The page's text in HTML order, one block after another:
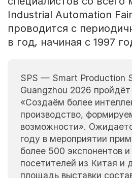
Industrial Automation
проводится с
в год, начиная с 1997
SPS — Smart Production
Guangzhou 2026
«Создаём более
производство,
возможности».
году в мероприятии
более 500 экспонентов
посетителей из Китая и
площадь выставки